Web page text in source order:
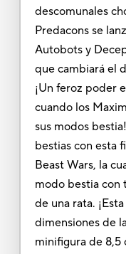
descomunales
Predacons se
Autobots y
que cambiará el
¡Un feroz poder
cuando los
sus modos
bestias con esta
Beast Wars, la
modo bestia con
de una rata.
dimensiones de
minifigura de 8,5